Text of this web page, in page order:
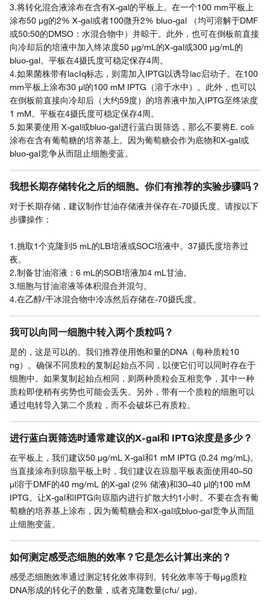
3.将转化混合液涂布在含有X-gal的平板上。在一个100 mm平板上
涂布50 µg的2% X-gal或者100微升2% bluo-gal （均可溶解于DMF
或50:50的DMSO：水混合物中）并晾干。此外，也可在倒板前直接
向冷却后的培液中加入终浓度50 µg/mL的X-gal或300 µg/mL的
bluo-gal。平板在4摄氏度可稳定保存4周。
4.如果菌株带有lacIq标志，则需加入IPTG以诱导lac启动子。在100
mm平板上涂布30 µl的100 mM IPTG（溶于水中）。此外，也可以
在倒板前直接向冷却后（大约59度）的培养液中加入IPTG至终浓度
1 mM。平板在4摄氏度可稳定保存4周。
5.如果要使用 X-gal或bluo-gal进行蓝白斑筛选，那么不要将E. coli
涂布在含有葡萄糖的培养基上。因为葡萄糖会作为底物和X-gal或
bluo-gal竞争从而阻止细胞变蓝。
我想长期存储转化之后的细胞。你们有推荐的实验步骤吗？
对于长期存储，建议制作甘油存储液并保存在-70摄氏度。请按以下
步骤操作：
1.挑取1个克隆到5 mL的LB培液或SOC培液中。37摄氏度培养过
夜。
2.制备甘油溶液：6 mL的SOB培液加4 mL甘油。
3.细胞与甘油溶液等体积混合并混匀。
4.在乙醇/干冰混合物中冷冻然后存储在-70摄氏度。
我可以向同一细胞中转入两个质粒吗？
是的，这是可以的。我们推荐使用饱和量的DNA（每种质粒10
ng）。确保不同质粒的复制起始点不同，以便它们可以同时存在于
细胞中。如果复制起始点相同，则两种质粒会互相竞争，其中一种
质粒即使稍有劣势也可能会丢失。另外，带有一个质粒的细胞可以
通过电转导入第二个质粒，而不会破坏已有质粒。
进行蓝白斑筛选时通常建议的X-gal和 IPTG浓度是多少？
在平板上，我们建议50 µg/mL X-gal和1 mM IPTG (0.24 mg/mL)。
当直接涂布到琼脂平板上时，我们建议在琼脂平板表面使用40–50
µl溶于DMF的40 mg/mL 的X-gal (2% 储液)和30–40 µl的100 mM
IPTG。让X-gal和IPTG向琼脂内进行扩散大约1小时。不要在含有葡
萄糖的培养基上涂布，因为葡萄糖会和X-gal或bluo-gal竞争从而阻
止细胞变蓝。
如何测定感受态细胞的效率？它是怎么计算出来的？
感受态细胞效率通过测定转化效率得到。转化效率等于每µg质粒
DNA形成的转化子的数量，或者克隆数量(cfu/ µg)。